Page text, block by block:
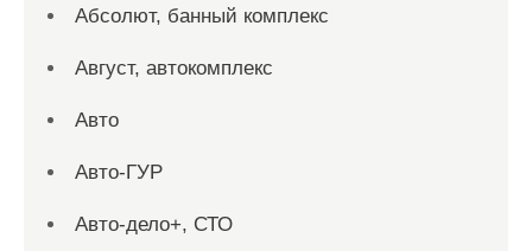
Абсолют, банный комплекс
Август, автокомплекс
Авто
Авто-ГУР
Авто-дело+, СТО